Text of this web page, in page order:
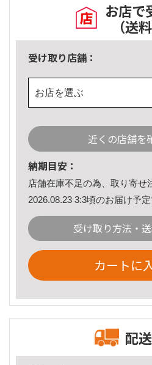
お店で
（送
受け取り店舗：
お店を選ぶ
近くの店舗を
納期目安：
店舗在庫不足の為、取り寄せ
2026.08.23 3:3頃のお届け予定
受け取り方法・
カートに
配